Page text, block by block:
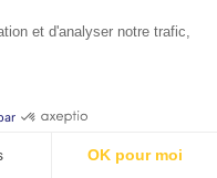
et d'analyser notre trafic,
OK pour moi